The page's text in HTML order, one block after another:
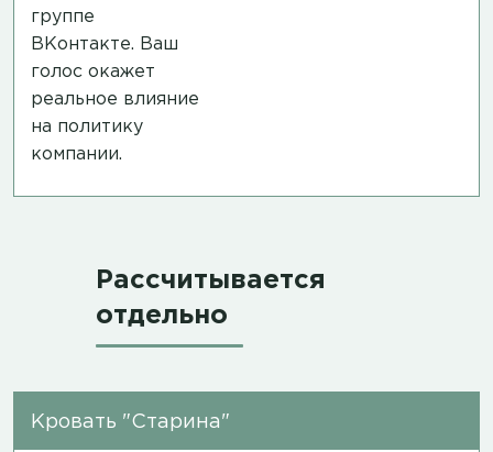
группе
ВКонтакте. Ваш
голос окажет
реальное влияние
на политику
компании.
Рассчитывается
отдельно
Кровать "Старина"